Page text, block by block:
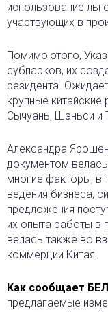
использование
участвующих в
Помимо этого,
субпарков, их
резидента.
крупные китайские
Сычуань, Шэньси и
Александра
документом
многие факторы, в
ведения бизнеса,
предложения
их опыта работы в
велась также во
коммерции Китая.
Как сообщает
предлагаемые